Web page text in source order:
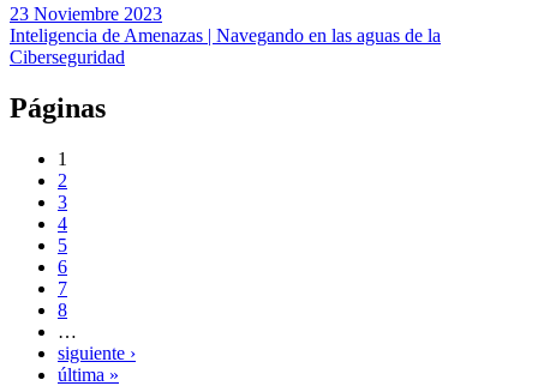
23 Noviembre 2023
Inteligencia de Amenazas | Navegando en las aguas de la
Ciberseguridad
Páginas
1
2
3
4
5
6
7
8
…
siguiente ›
última »